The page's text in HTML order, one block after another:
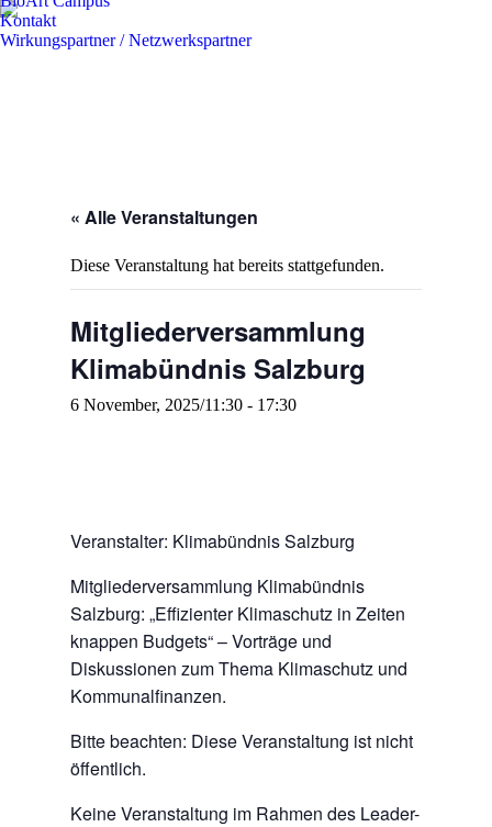
Kontakt
Wirkungspartner / Netzwerkspartner
« Alle Veranstaltungen
Diese Veranstaltung hat bereits stattgefunden.
Mitgliederversammlung
Klimabündnis Salzburg
6 November, 2025/11:30 - 17:30
Veranstalter: Klimabündnis Salzburg
Mitgliederversammlung Klimabündnis
Salzburg: „Effizienter Klimaschutz in Zeiten
knappen Budgets“ – Vorträge und
Diskussionen zum Thema Klimaschutz und
Kommunalfinanzen.
Bitte beachten: Diese Veranstaltung ist nicht
öffentlich.
Keine Veranstaltung im Rahmen des Leader-